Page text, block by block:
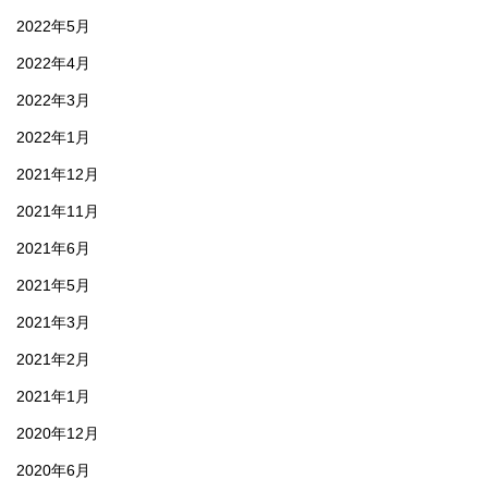
2022年5月
2022年4月
2022年3月
2022年1月
2021年12月
2021年11月
2021年6月
2021年5月
2021年3月
2021年2月
2021年1月
2020年12月
2020年6月